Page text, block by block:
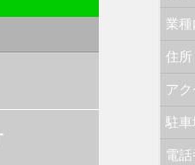
業
住所
ア
駐車
電